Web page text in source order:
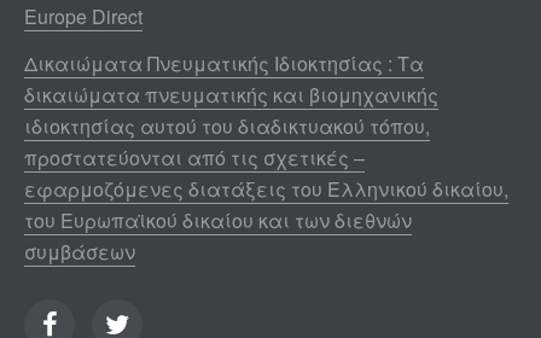
Europe Direct
Δικαιώματα Πνευματικής Ιδιοκτησίας : Τα
δικαιώματα πνευματικής και βιομηχανικής
ιδιοκτησίας αυτού του διαδικτυακού τόπου,
προστατεύονται από τις σχετικές –
εφαρμοζόμενες διατάξεις του Ελληνικού δικαίου,
του Ευρωπαϊκού δικαίου και των διεθνών
συμβάσεων